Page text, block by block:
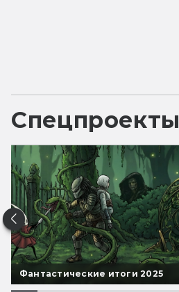
Спецпроекты
Фантастические итоги 2025